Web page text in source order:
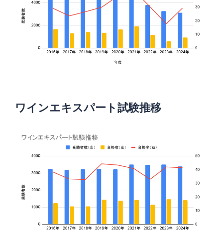
ワインエキスパート試験推移